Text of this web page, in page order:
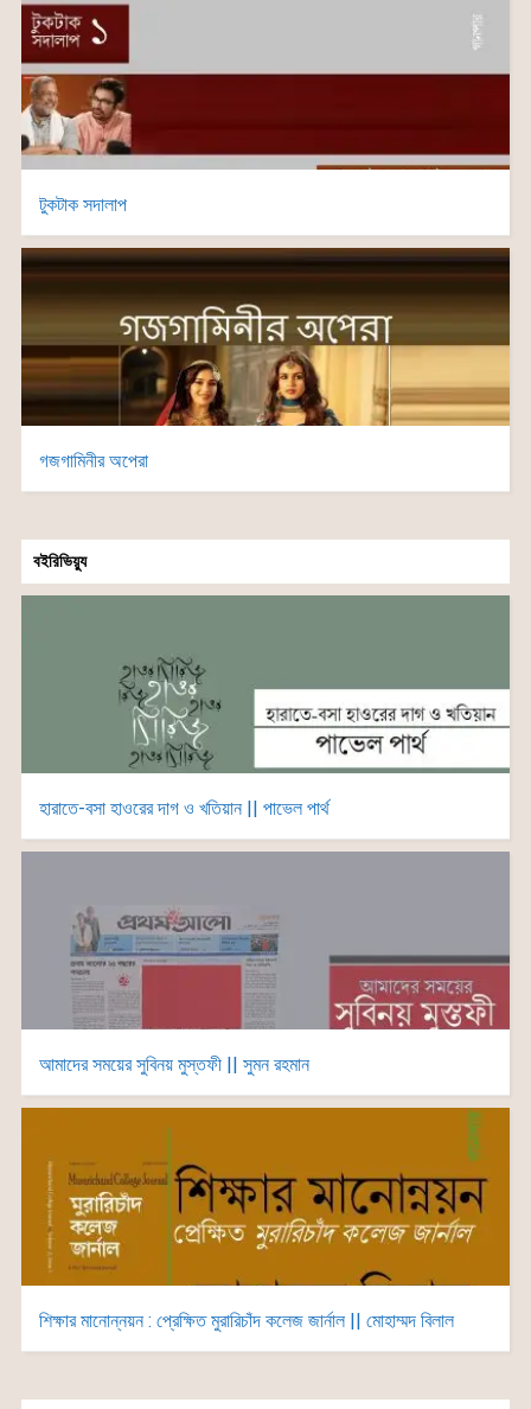
টুকটাক সদালাপ
গজগামিনীর অপেরা
বইরিভিয়্যু
হারাতে-বসা হাওরের দাগ ও খতিয়ান || পাভেল পার্থ
আমাদের সময়ের সুবিনয় মুস্তফী || সুমন রহমান
শিক্ষার মানোন্নয়ন : প্রেক্ষিত মুরারিচাঁদ কলেজ জার্নাল || মোহাম্মদ বিলাল